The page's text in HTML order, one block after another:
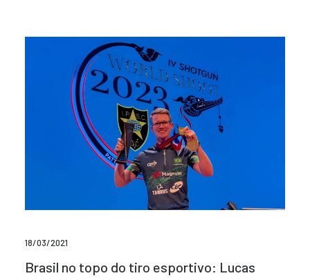
18/03/2021
Brasil no topo do tiro esportivo: Lucas